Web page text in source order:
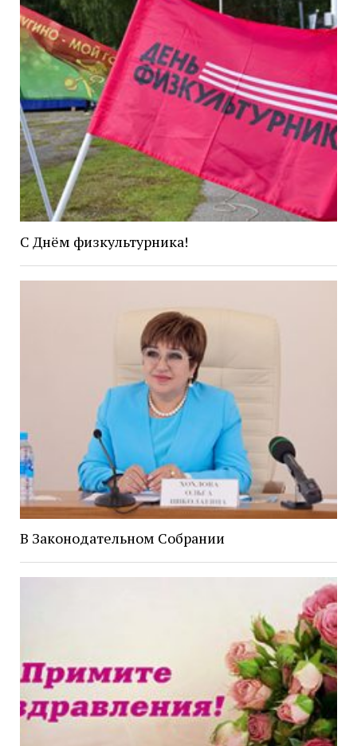
С Днём физкультурника!
В Законодательном Собрании